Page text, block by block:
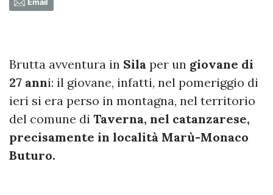
Email
Brutta avventura in Sila per un giovane di
27 anni: il giovane, infatti, nel pomeriggio di
ieri si era perso in montagna, nel territorio
del comune di Taverna, nel catanzarese,
precisamente in località Marù-Monaco
Buturo.